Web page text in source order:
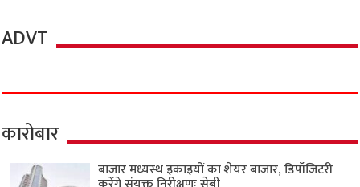
ADVT
कारोबार
बाजार मध्यस्थ इकाइयों का शेयर बाजार, डिपॉजिटरी